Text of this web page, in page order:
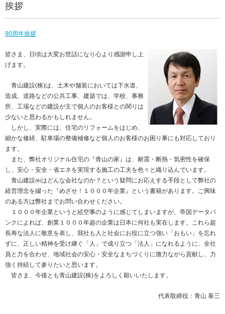
挨拶
90周年挨拶
皆さま、日頃は大変お世話になり心より感謝申し上
げます。
青山建設(株)は、土木や舗装においては下水道、
造成、道路などの公共工事、建築では、学校、事務
所、工場などの建設が主で個人のお客様との関りは
少ないと思わるかもしれません。
しかし、実際には、住宅のリフォームをはじめ、
細かな修繕、駐車場の整備補修など個人のお客様のお困り事にも対応しており
ます。
また、弊社オリジナル住宅の『青山の家』は、耐震・断熱・気密性を確保
し、安心・安全・省エネを実現する施工の工夫を色々と織り込んでいます。
青山建設㈱はどんな会社なのか？という疑問にお応えする手段として弊社の
経営理念を綴った『めざせ！１０００年企業』という書籍があります。ご興味
のある方は弊社までお問い合わせください。
１０００年企業というと絵空事のように感じてしまいますが、帝国データバ
ンクによれば、創業１０００年超の企業は日本に何社も実在します。これら超
長寿な法人に敬意を表し、我社も人と社会にお役に立つ強い「おもい」を忘れ
ずに、正しい精神を受け継ぐ「人」で成り立つ「法人」になれるように、全社
員と力を合わせ、地域社会の安心・安全なまちづくりに微力ながら貢献し、力
強く持続して参りたいと思います。
皆さま、今後とも青山建設(株)をよろしく願いいたします。
代表取締役：青山 泰三